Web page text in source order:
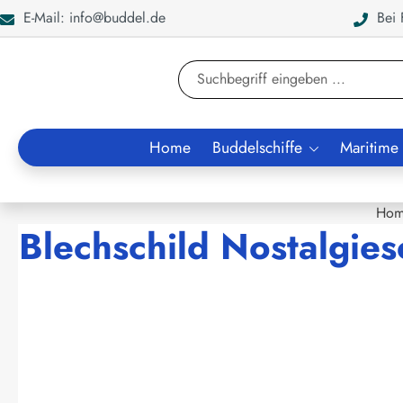
Zur Suche springen
E-Mail: info@buddel.de Bei
Home Buddelschiffe
Blechschild